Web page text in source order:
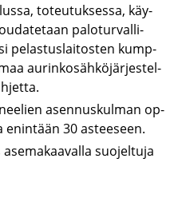
to­teu­tuk­ses­sa, käy­
pa­lo­tur­val­li­
pe­las­tus­lai­tos­ten kump­
au­rin­ko­säh­kö­jär­jes­tel­
asen­nus­kul­man op­
30 as­tee­seen.
suo­jel­tu­ja